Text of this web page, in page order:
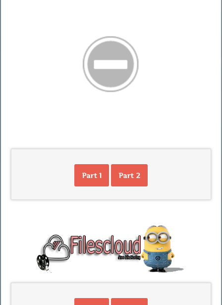
Part 1 Part 2